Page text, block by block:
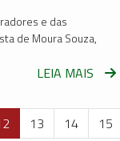
e das
de Moura Souza,
LEIA MAIS
13 14 15